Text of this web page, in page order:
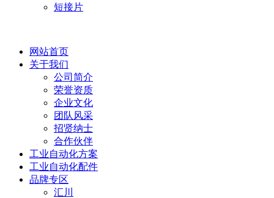
短接片
网站首页
关于我们
公司简介
荣誉资质
企业文化
团队风采
招贤纳士
合作伙伴
工业自动化方案
工业自动化配件
品牌专区
汇川